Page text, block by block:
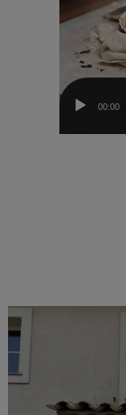
00:00